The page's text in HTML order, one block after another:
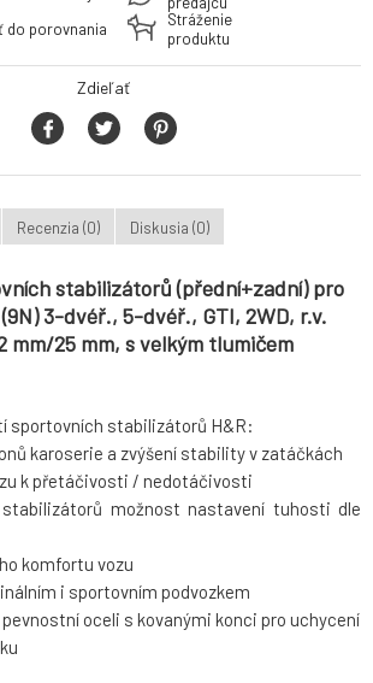
do porovnania
Stráženie
produktu
Zdieľať
Recenzia (0) Diskusia (0)
stabilizátorů (přední+zadní) pro
3-dvéř., 5-dvéř., GTI, 2WD, r.v.
mm/25 mm, s velkým tlumičem
sportovních stabilizátorů H&R:
karoserie a zvýšení stability v zatáčkách
k přetáčivosti / nedotáčivosti
možnost nastavení tuhosti dle
komfortu vozu
i sportovním podvozkem
oceli s kovanými konci pro uchycení